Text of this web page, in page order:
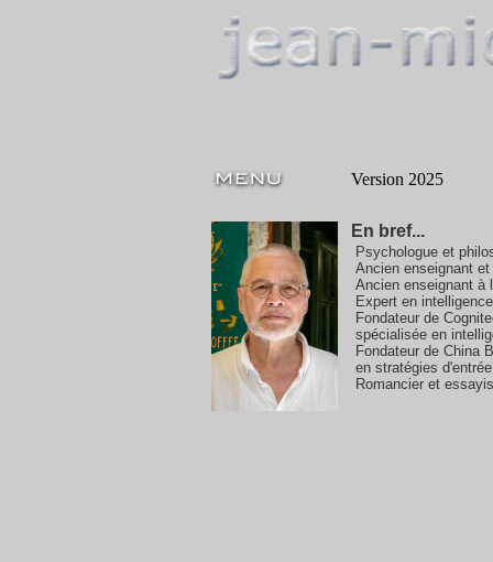
Version 2025
En bref...
Psychologue et
Ancien enseignant
Ancien enseignant à
Expert en
Fondateur de
spécialisée en
Fondateur de China
en stratégies
Romancier et